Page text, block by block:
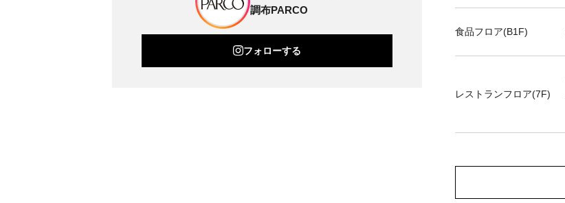
食品フロア(B1F)
レストランフロア(7F)
調布PARCO
フォローする